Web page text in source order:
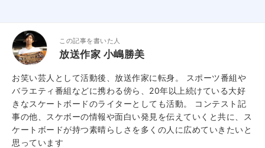
この記事を書いた人
放送作家 小嶋勝美
お笑い芸人として活動後、放送作家に転身。 スポーツ番組や
バラエティ番組などに携わる傍ら、20年以上続けている大好
きなスケートボードのライターとしても活動。 コンテスト記
事の他、スケボーの情報や面白い発見を伝えていくと共に、ス
ケートボードが持つ素晴らしさを多くの人に広めていきたいと
思っています